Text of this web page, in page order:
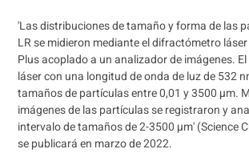
'Las distribuciones de tamaño y forma de las
LR se midieron mediante el difractómetro
Plus acoplado a un analizador de imágenes.
láser con una longitud de onda de luz de 532
tamaños de partículas entre 0,01 y 3500 µm.
imágenes de las partículas se registraron y
intervalo de tamaños de 2-3500 µm' (Science
se publicará en marzo de 2022.